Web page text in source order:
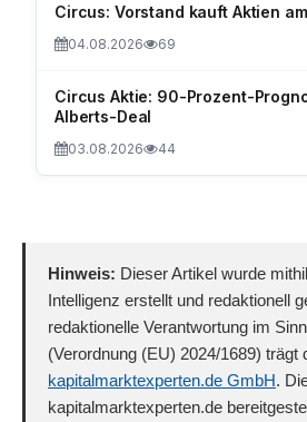
Circus: Vorstand kauft Aktien
04.08.2026 69
Circus Aktie: 90-Prozent-
Alberts-Deal
03.08.2026 44
Hinweis: Dieser Artikel wurde
Intelligenz erstellt und redaktionell
redaktionelle Verantwortung im
(Verordnung (EU) 2024/1689) trägt
kapitalmarktexperten.de GmbH.
kapitalmarktexperten.de